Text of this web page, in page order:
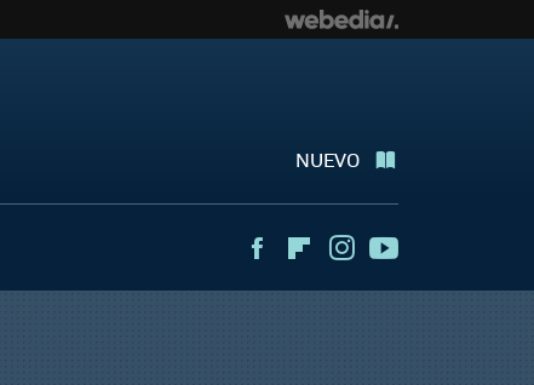
NUEVO
FacebookFlipboardInstagram